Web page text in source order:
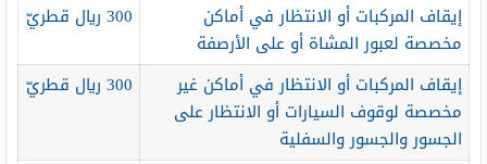
إيقاف المركبات أو الانتظار في أماكن
مخصصة لعبور المشاة أو على الأرصفة
300 ريال قطريّ
إيقاف المركبات أو الانتظار في أماكن غير
مخصصة لوقوف السيارات أو الانتظار على
الجسور والجسور والسفلية
300 ريال قطريّ